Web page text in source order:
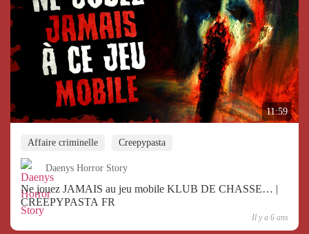
11:59
Affaire criminelle Creepypasta
Daenys Horror Story
Ne jouez JAMAIS au jeu mobile KLUB DE CHASSE… |
CREEPYPASTA FR
Il y a 6 ans